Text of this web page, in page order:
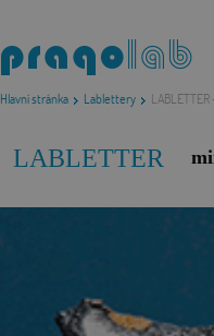
Hlavní stránka Lablettery
LABLETTER